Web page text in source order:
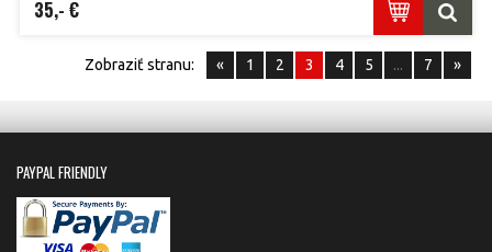
35,- €
Zobraziť stranu: « 1 2 3 4 5 ... 7 »
PAYPAL FRIENDLY